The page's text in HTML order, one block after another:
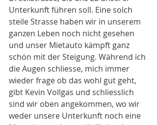
Unterkunft führen soll. Eine solch
steile Strasse haben wir in unserem
ganzen Leben noch nicht gesehen
und unser Mietauto kämpft ganz
schön mit der Steigung. Während ich
die Augen schliesse, mich immer
wieder frage ob das wohl gut geht,
gibt Kevin Vollgas und schliesslich
sind wir oben angekommen, wo wir
weder unsere Unterkunft noch eine